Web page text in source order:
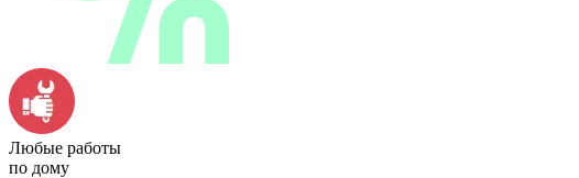
Любые работы
по дому